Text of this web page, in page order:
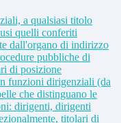
a qualsiasi titolo
quelli conferiti
dall'organo di indirizzo
pubbliche di
di posizione
funzioni dirigenziali (da
che distinguano le
dirigenti, dirigenti
titolari di